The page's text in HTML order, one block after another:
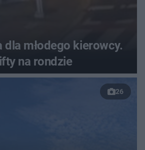
dla młodego kierowcy.
na rondzie
26